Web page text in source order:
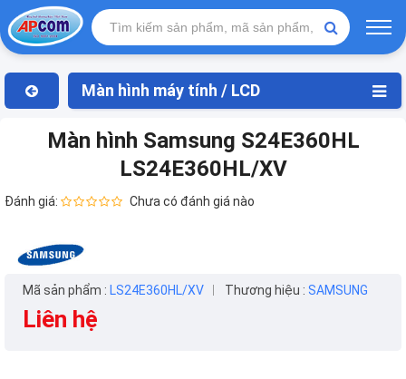
Màn hình máy tính / LCD
Màn hình Samsung S24E360HL
LS24E360HL/XV
Đánh giá: Chưa có đánh giá nào
Mã sản phẩm : LS24E360HL/XV Thương hiệu : SAMSUNG
Liên hệ